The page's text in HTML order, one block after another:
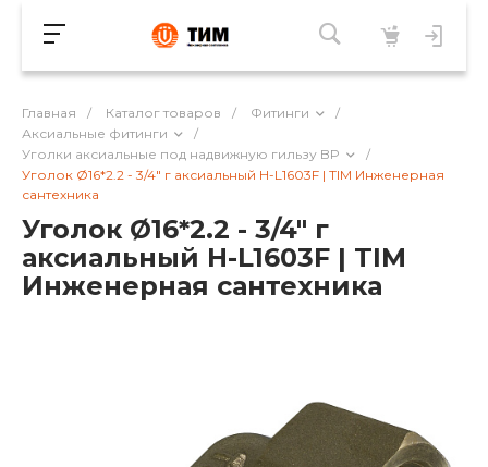
Главная / Каталог товаров / Фитинги
/
Аксиальные фитинги
/
Уголки аксиальные под надвижную гильзу BP
/
Уголок Ø16*2.2 - 3/4" г аксиальный H-L1603F | TIM Инженерная
сантехника
Уголок Ø16*2.2 - 3/4" г
аксиальный H-L1603F | TIM
Инженерная сантехника